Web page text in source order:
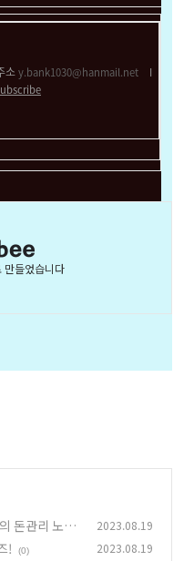
소y.bank1030@hanmail.net
I
만들었습니다
돈관리 노하
2023.08.19
! (0) 2023.08.19